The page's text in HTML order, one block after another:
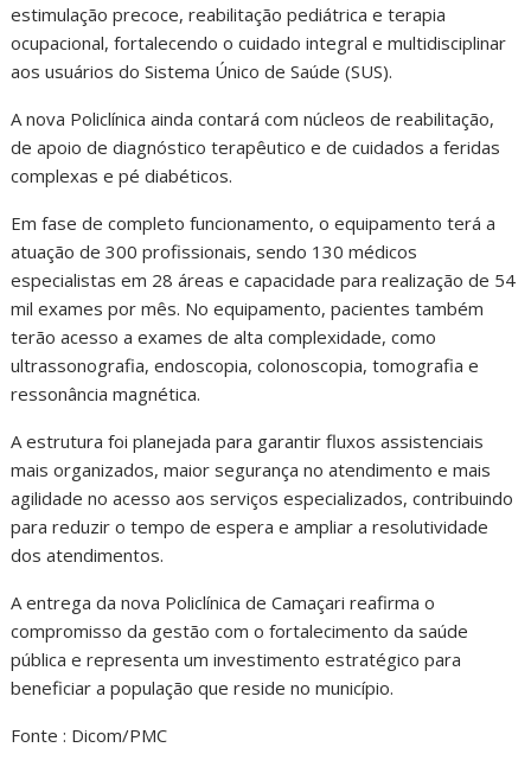
estimulação precoce, reabilitação pediátrica e terapia
ocupacional, fortalecendo o cuidado integral e multidisciplinar
aos usuários do Sistema Único de Saúde (SUS).
A nova Policlínica ainda contará com núcleos de reabilitação,
de apoio de diagnóstico terapêutico e de cuidados a feridas
complexas e pé diabéticos.
Em fase de completo funcionamento, o equipamento terá a
atuação de 300 profissionais, sendo 130 médicos
especialistas em 28 áreas e capacidade para realização de 54
mil exames por mês. No equipamento, pacientes também
terão acesso a exames de alta complexidade, como
ultrassonografia, endoscopia, colonoscopia, tomografia e
ressonância magnética.
A estrutura foi planejada para garantir fluxos assistenciais
mais organizados, maior segurança no atendimento e mais
agilidade no acesso aos serviços especializados, contribuindo
para reduzir o tempo de espera e ampliar a resolutividade
dos atendimentos.
A entrega da nova Policlínica de Camaçari reafirma o
compromisso da gestão com o fortalecimento da saúde
pública e representa um investimento estratégico para
beneficiar a população que reside no município.
Fonte : Dicom/PMC